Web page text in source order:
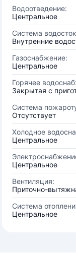
Водоотведение:
Центральное
Система
Внутренние
Газоснабжение:
Центральное
Горячее
Закрытая с
Система
Отсутствует
Холодное
Центральное
Центральное
Вентиляция:
Приточно-
Система
Центральное